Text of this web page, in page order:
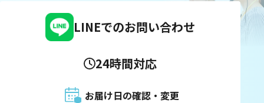
LINEでのお問い合わせ
24時間対応
お届け日の確認・変更